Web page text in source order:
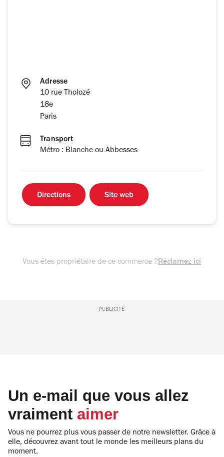
Adresse
10 rue Tholozé
18e
Paris
Transport
Métro : Blanche ou Abbesses
Directions Site web
Vous êtes propriétaire de ce commerce ?Réclamez ici
PUBLICITÉ
Un e-mail que vous allez
vraiment aimer
Vous ne pourrez plus vous passer de notre newsletter. Grâce à
elle, découvrez avant tout le monde les meilleurs plans du
moment.